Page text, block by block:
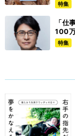
特集
「仕
100
特集